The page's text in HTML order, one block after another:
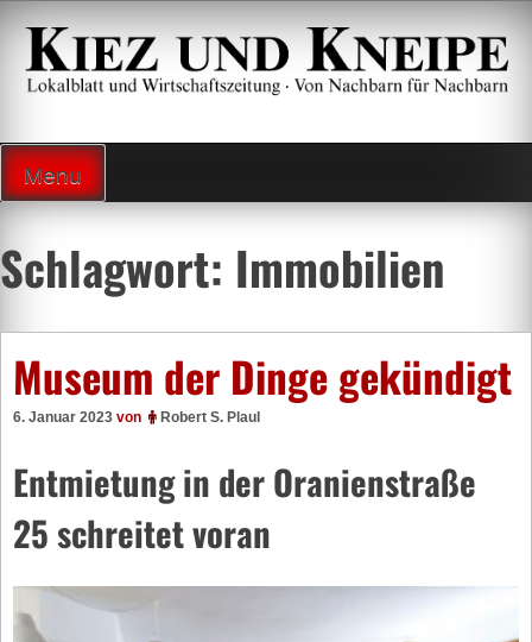
Zum
Inhalt
springen
Menu
Schlagwort: Immobilien
Museum der Dinge gekündigt
6. Januar 2023 von Robert S. Plaul
Entmietung in der Oranienstraße
25 schreitet voran